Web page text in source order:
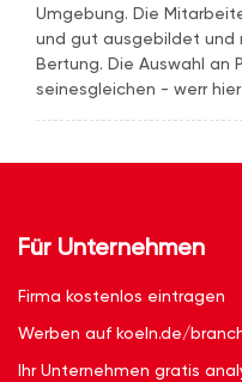
Umgebung. Die
und gut ausgebildet und
Bertung. Die Auswahl an
seinesgleichen - werr
Für Unternehmen
Firma kostenlos eintragen
Werben auf koeln.de/
Ihr Unternehmen gratis